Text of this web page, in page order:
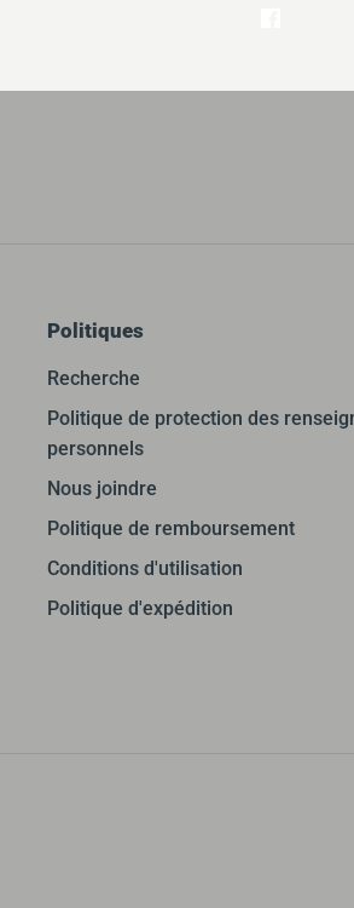
Politiques
Recherche
Politique de protection des
personnels
Nous joindre
Politique de remboursement
Conditions d'utilisation
Politique d'expédition